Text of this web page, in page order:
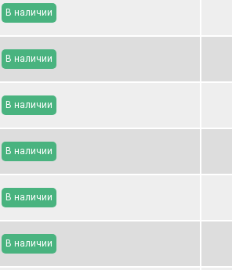
В наличии
В наличии
В наличии
В наличии
В наличии
В наличии